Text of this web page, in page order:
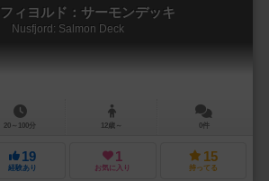
ィヨルド：サーモンデッキ
Nusfjord: Salmon Deck
20～100分 12歳～ 0件
19
経験あり
1
お気に入り
15
持ってる